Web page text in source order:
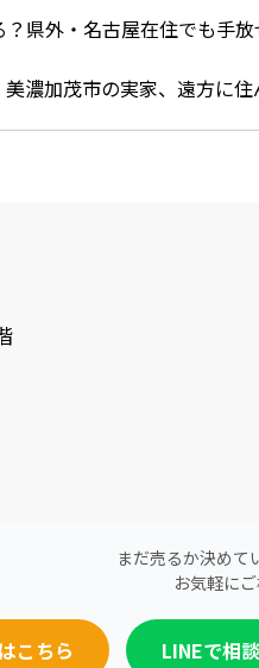
美濃加茂市の実家、遠方に
まだ売るか決めて
お気軽に
こちら LINEで相